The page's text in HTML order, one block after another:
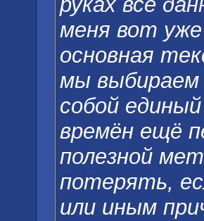
меня вот
основная
мы
собой
времён ещё
полезной
потерять,
или иным